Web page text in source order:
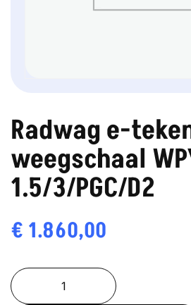
Radwag e-
weegschaal
1.5/3/PGC/D2
€ 1.860,00
Radwag
e-